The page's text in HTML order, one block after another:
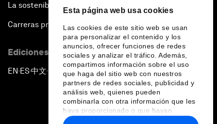
Esta página web usa cookies
Las cookies de este sitio web se usan
para personalizar el contenido y los
anuncios, ofrecer funciones de redes
sociales y analizar el tráfico. Además,
compartimos información sobre el uso
que haga del sitio web con nuestros
partners de redes sociales, publicidad y
análisis web, quienes pueden
combinarla con otra información que les
haya proporcionado o que hayan
recopilado a partir del uso que haya
La sostenibilidad en el Foro
Carreras profesionales
Ediciones en otros idiomas
EN ▪ES▪中文▪ 日本語